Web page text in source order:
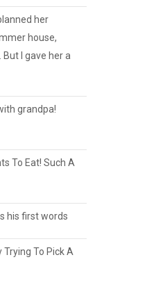
her
house,
I gave her a
grandpa!
To Eat! Such A
his first words
Trying To Pick A